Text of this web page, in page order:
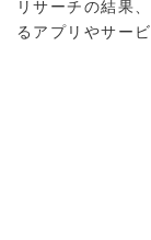
リサーチの結果
るアプリやサー